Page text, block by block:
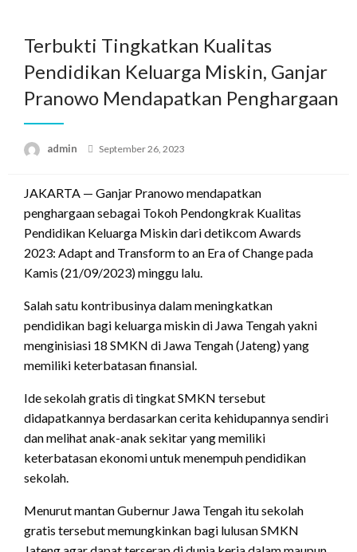
contentTerbukti Tingkatkan Kualitas
Pendidikan Keluarga Miskin, Ganjar
Pranowo Mendapatkan Penghargaan
admin
Posted
September 26, 2023
JAKARTA — Ganjar Pranowo mendapatkan
penghargaan sebagai Tokoh Pendongkrak Kualitas
Pendidikan Keluarga Miskin dari detikcom Awards
2023: Adapt and Transform to an Era of Change pada
Kamis (21/09/2023) minggu lalu.
Salah satu kontribusinya dalam meningkatkan
pendidikan bagi keluarga miskin di Jawa Tengah yakni
menginisiasi 18 SMKN di Jawa Tengah (Jateng) yang
memiliki keterbatasan finansial.
Ide sekolah gratis di tingkat SMKN tersebut
didapatkannya berdasarkan cerita kehidupannya sendiri
dan melihat anak-anak sekitar yang memiliki
keterbatasan ekonomi untuk menempuh pendidikan
sekolah.
Menurut mantan Gubernur Jawa Tengah itu sekolah
gratis tersebut memungkinkan bagi lulusan SMKN